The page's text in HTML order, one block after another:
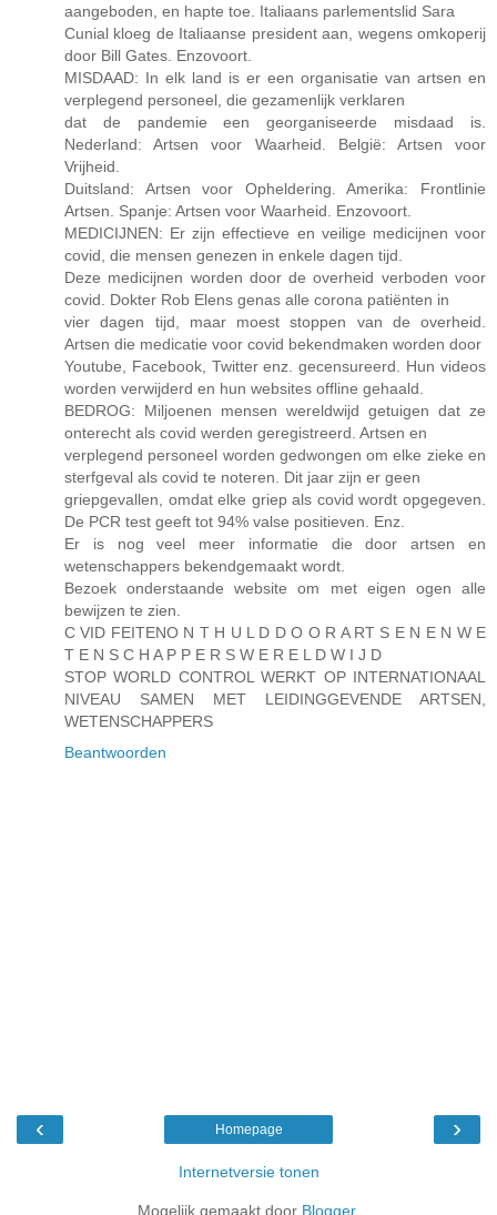
aangeboden, en hapte toe. Italiaans parlementslid Sara
Cunial kloeg de Italiaanse president aan, wegens omkoperij
door Bill Gates. Enzovoort.
MISDAAD: In elk land is er een organisatie van artsen en
verplegend personeel, die gezamenlijk verklaren
dat de pandemie een georganiseerde misdaad is.
Nederland: Artsen voor Waarheid. België: Artsen voor
Vrijheid.
Duitsland: Artsen voor Opheldering. Amerika: Frontlinie
Artsen. Spanje: Artsen voor Waarheid. Enzovoort.
MEDICIJNEN: Er zijn effectieve en veilige medicijnen voor
covid, die mensen genezen in enkele dagen tijd.
Deze medicijnen worden door de overheid verboden voor
covid. Dokter Rob Elens genas alle corona patiënten in
vier dagen tijd, maar moest stoppen van de overheid.
Artsen die medicatie voor covid bekendmaken worden door
Youtube, Facebook, Twitter enz. gecensureerd. Hun videos
worden verwijderd en hun websites offline gehaald.
BEDROG: Miljoenen mensen wereldwijd getuigen dat ze
onterecht als covid werden geregistreerd. Artsen en
verplegend personeel worden gedwongen om elke zieke en
sterfgeval als covid te noteren. Dit jaar zijn er geen
griepgevallen, omdat elke griep als covid wordt opgegeven.
De PCR test geeft tot 94% valse positieven. Enz.
Er is nog veel meer informatie die door artsen en
wetenschappers bekendgemaakt wordt.
Bezoek onderstaande website om met eigen ogen alle
bewijzen te zien.
C VID FEITENO N T H U L D D O O R A RT S E N E N W E
T E N S C H A P P E R S W E R E L D W I J D
STOP WORLD CONTROL WERKT OP INTERNATIONAAL
NIVEAU SAMEN MET LEIDINGGEVENDE ARTSEN,
WETENSCHAPPERS
Beantwoorden
‹ ›
Homepage
Internetversie tonen
Mogelijk gemaakt door Blogger.